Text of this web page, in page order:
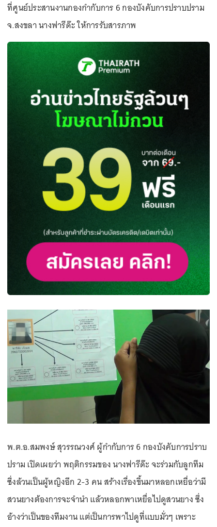
ที่ศูนย์ประสานงานกองกำกับการ 6 กองบังคับการปราบปราม
จ.สงขลา นางฟารีด๊ะ ให้การรับสารภาพ
พ.ต.อ.สมพงษ์ สุวรรณวงศ์ ผู้กำกับการ 6 กองบังคับการปราบ
ปราม เปิดเผยว่า พฤติกรรมของ นางฟารีด๊ะ จะร่วมกับลูกทีม
ซึ่งล้วนเป็นผู้หญิงอีก 2-3 คน สร้างเรื่องขึ้นมาหลอกเหยื่อว่ามี
สวนยางต้องการจะจำนำ แล้วหลอกพาเหยื่อไปดูสวนยาง ซึ่ง
อ้างว่าเป็นของทีมงาน แต่เป็นการพาไปดูที่แบบมั่วๆ เพราะ